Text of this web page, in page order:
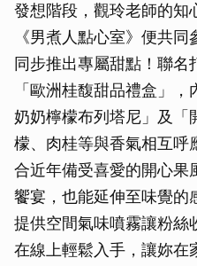
發想階段，觀玲老師的知
《男煮人點心室》便共
同步推出專屬甜點！聯
「歐洲桂馥甜品禮盒」
奶奶檸檬布列塔尼」及「
檬、肉桂等與香氣相互呼
合近年備受喜愛的開心果
饗宴，也能延伸至味覺的
提供空間氣味噴霧讓粉絲
在線上輕鬆入手，讓妳在